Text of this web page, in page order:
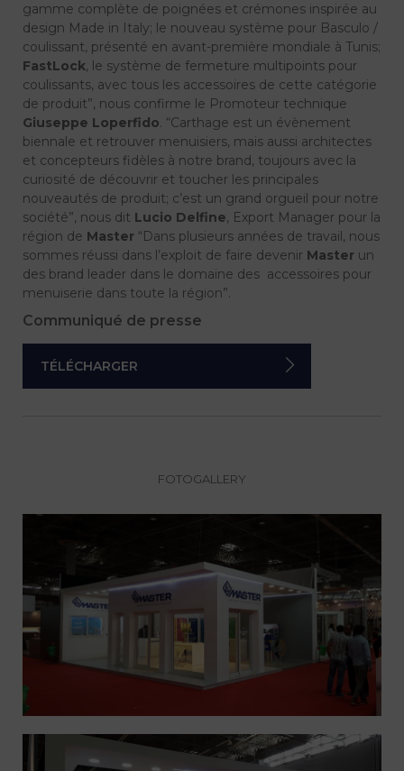
gamme complète de poignées et crémones inspirée au
design Made in Italy; le nouveau système pour Basculo /
coulissant, présenté en avant-première mondiale à Tunis;
FastLock, le système de fermeture multipoints pour
coulissants, avec tous les accessoires de cette catégorie
de produit”, nous confirme le Promoteur technique
Giuseppe Loperfido. “Carthage est un évènement
biennale et retrouver menuisiers, mais aussi architectes
et concepteurs fidèles à notre brand, toujours avec la
curiosité de découvrir et toucher les principales
nouveautés de produit; c’est un grand orgueil pour notre
société”, nous dit Lucio Delfine, Export Manager pour la
région de Master “Dans plusieurs années de travail, nous
sommes réussi dans l’exploit de faire devenir Master un
des brand leader dans le domaine des accessoires pour
menuiserie dans toute la région”.
Communiqué de presse
TÉLÉCHARGER
FOTOGALLERY